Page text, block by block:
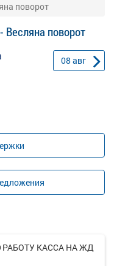
поворот
Весляна поворот
08 авг
КАССА НА ЖД